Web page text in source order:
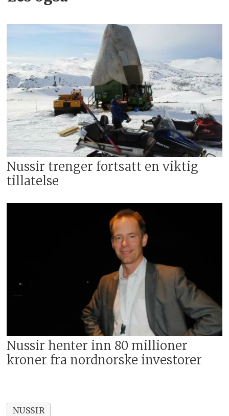
Nussir trenger fortsatt en viktig
tillatelse
Nussir henter inn 80 millioner
kroner fra nordnorske investorer
NUSSIR